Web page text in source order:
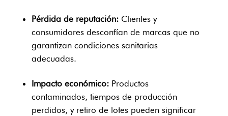
Pérdida de reputación:Clientes y
consumidores desconfían de marcas que no
garantizan condiciones sanitarias
adecuadas.
Impacto económico:Productos
contaminados, tiempos de producción
perdidos, y retiro de lotes pueden significar